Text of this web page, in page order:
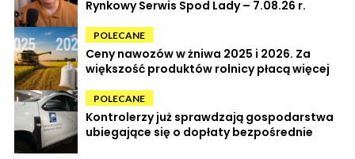
Rynkowy Serwis Spod Lady – 7.08.26 r.
POLECANE
Ceny nawozów w żniwa 2025 i 2026. Za
większość produktów rolnicy płacą więcej
POLECANE
Kontrolerzy już sprawdzają gospodarstwa
ubiegające się o dopłaty bezpośrednie